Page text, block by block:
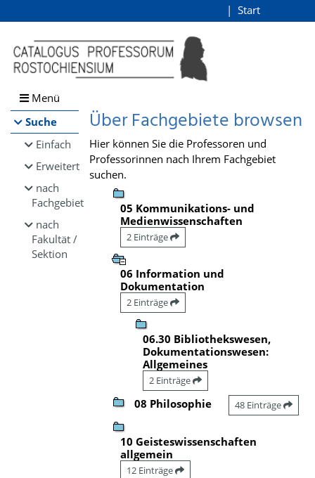
Browsen
direkt zum Inhalt
Start
Menü
Suche
Einfach
Erweitert
nach
Fachgebiet
nach
Fakultät /
Sektion
Über Fachgebiete browsen
Hier können Sie die Professoren und
Professorinnen nach Ihrem Fachgebiet
suchen.
05 Kommunikations- und
Medienwissenschaften
2 Einträge
06 Information und
Dokumentation
2 Einträge
06.30 Bibliothekswesen,
Dokumentationswesen:
Allgemeines
2 Einträge
08 Philosophie 48 Einträge
10 Geisteswissenschaften
allgemein
12 Einträge